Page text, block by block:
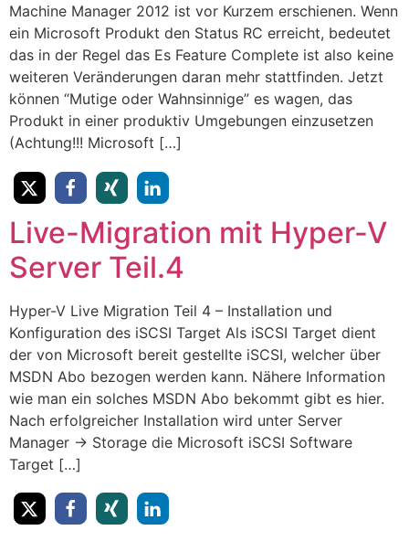
Machine Manager 2012 ist vor Kurzem erschienen. Wenn
ein Microsoft Produkt den Status RC erreicht, bedeutet
das in der Regel das Es Feature Complete ist also keine
weiteren Veränderungen daran mehr stattfinden. Jetzt
können “Mutige oder Wahnsinnige” es wagen, das
Produkt in einer produktiv Umgebungen einzusetzen
(Achtung!!! Microsoft […]
Live-Migration mit Hyper-V
Server Teil.4
Hyper-V Live Migration Teil 4 – Installation und
Konfiguration des iSCSI Target Als iSCSI Target dient
der von Microsoft bereit gestellte iSCSI, welcher über
MSDN Abo bezogen werden kann. Nähere Information
wie man ein solches MSDN Abo bekommt gibt es hier.
Nach erfolgreicher Installation wird unter Server
Manager -> Storage die Microsoft iSCSI Software
Target […]